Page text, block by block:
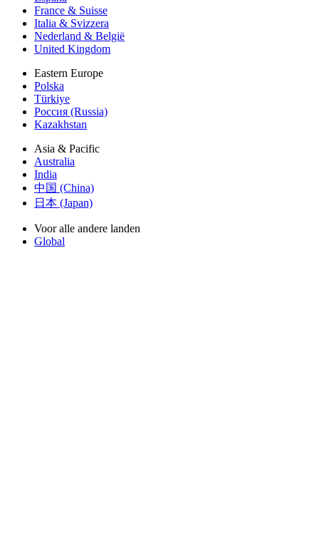
France & Suisse
Italia & Svizzera
Nederland & België
United Kingdom
Eastern Europe
Polska
Türkiye
Россия (Russia)
Kazakhstan
Asia & Pacific
Australia
India
中国 (China)
日本 (Japan)
Voor alle andere landen
Global